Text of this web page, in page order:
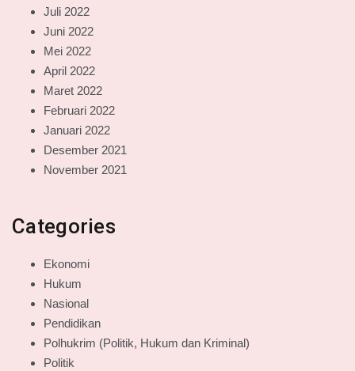
Juli 2022
Juni 2022
Mei 2022
April 2022
Maret 2022
Februari 2022
Januari 2022
Desember 2021
November 2021
Categories
Ekonomi
Hukum
Nasional
Pendidikan
Polhukrim (Politik, Hukum dan Kriminal)
Politik